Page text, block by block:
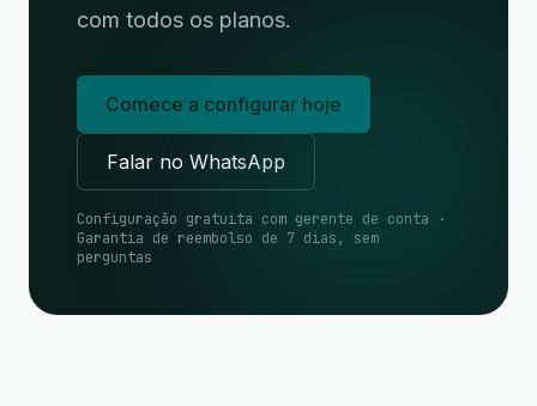
com todos os planos.
Comece a configurar hoje
Falar no WhatsApp
Configuração gratuita com gerente de conta ·
Garantia de reembolso de 7 dias, sem
perguntas